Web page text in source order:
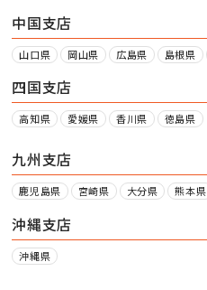
中国支店
山口県 岡山県 広島県 島根県
四国支店
高知県 愛媛県 香川県 徳島県
九州支店
鹿児島県 宮崎県 大分県 熊本県
沖縄支店
沖縄県